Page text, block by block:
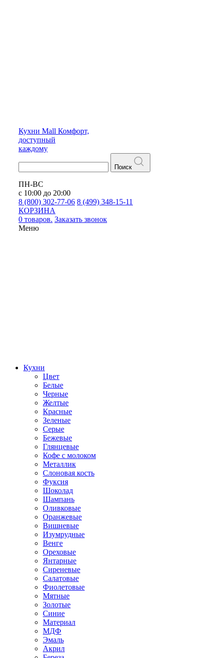
Кухни Mall Комфорт,
доступный
каждому
Поиск
ПН-ВС
с 10:00 до 20:00
8 (800) 302-77-06 8 (499) 348-15-11
КОРЗИНА
0 товаров. Заказать звонок
Меню
Кухни
Цвет
Белые
Черные
Желтые
Красные
Зеленые
Серые
Бежевые
Глянцевые
Кофе с молоком
Металлик
Слоновая кость
Фуксия
Шоколад
Шампань
Оливковые
Оранжевые
Вишневые
Изумрудные
Венге
Ореховые
Янтарные
Сиреневые
Салатовые
Фиолетовые
Мятные
Золотые
Синие
Материал
МДФ
Эмаль
Акрил